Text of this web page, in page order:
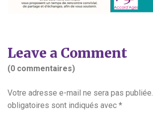
Leave a Comment
(0 commentaires)
Votre adresse e-mail ne sera pas publiée.
obligatoires sont indiqués avec *